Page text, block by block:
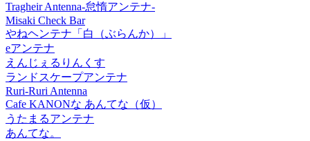
Tragheir Antenna-怠惰アンテナ-
Misaki Check Bar
やねヘンテナ「白（ぶらんか）」
eアンテナ
えんじぇるりんくす
ランドスケープアンテナ
Ruri-Ruri Antenna
Cafe KANONな あんてな（仮）
うたまるアンテナ
あんてな。